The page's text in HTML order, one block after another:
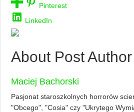
Pinterest
LinkedIn
About Post Author
Maciej Bachorski
Pasjonat staroszkolnych horrorów
"Obcego", "Cosia" czy "Ukrytego